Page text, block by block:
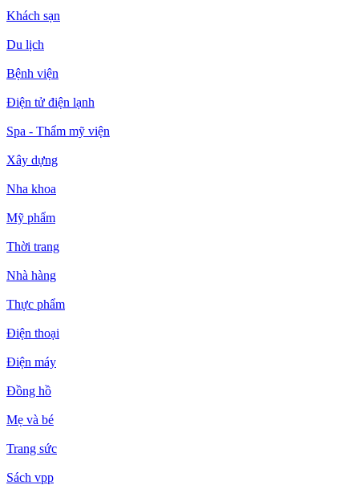
Khách sạn
Du lịch
Bệnh viện
Điện tử điện lạnh
Spa - Thẩm mỹ viện
Xây dựng
Nha khoa
Mỹ phẩm
Thời trang
Nhà hàng
Thực phẩm
Điện thoại
Điện máy
Đồng hồ
Mẹ và bé
Trang sức
Sách vpp